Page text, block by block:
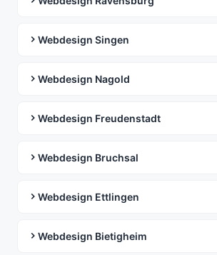
Webdesign Singen
Webdesign Nagold
Webdesign Freudenstadt
Webdesign Bruchsal
Webdesign Ettlingen
Webdesign Bietigheim